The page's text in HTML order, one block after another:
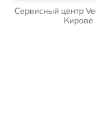
Сервисный центр
Кирове